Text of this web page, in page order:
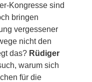
Kongresse sind
bringen
vergessener
nicht den
das? Rüdiger
warum sich
für die